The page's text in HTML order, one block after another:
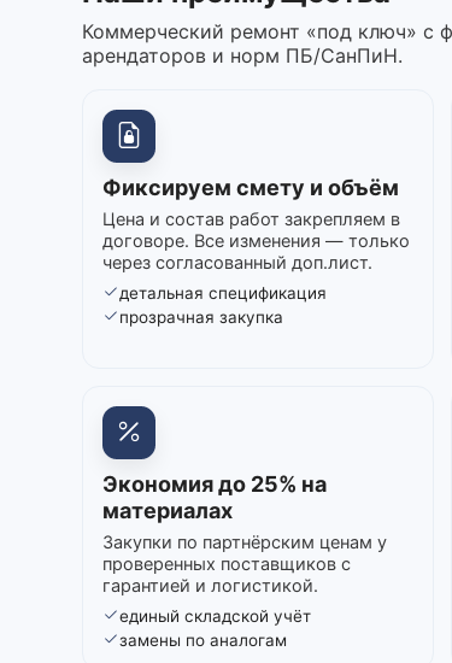
Коммерческий ремонт «под ключ» с
арендаторов и норм ПБ/СанПиН.
Фиксируем смету и объём
Цена и состав работ закрепляем в
договоре. Все изменения — только
через согласованный доп.лист.
детальная спецификация
прозрачная закупка
Экономия до 25% на
материалах
Закупки по партнёрским ценам у
проверенных поставщиков с
гарантией и логистикой.
единый складской учёт
замены по аналогам